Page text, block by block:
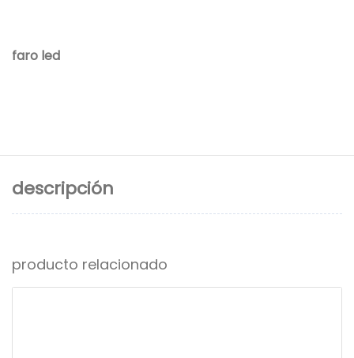
faro led
descripción
producto relacionado